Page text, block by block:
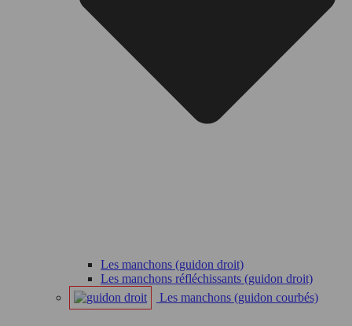
Les manchons (guidon droit)
Les manchons réfléchissants (guidon droit)
Les manchons (guidon courbés)